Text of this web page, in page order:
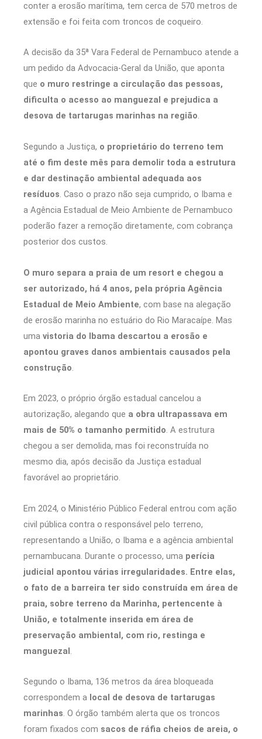
conter a erosão marítima, tem cerca de 570 metros de
extensão e foi feita com troncos de coqueiro.
A decisão da 35ª Vara Federal de Pernambuco atende a
um pedido da Advocacia-Geral da União, que aponta
que o muro restringe a circulação das pessoas,
dificulta o acesso ao manguezal e prejudica a
desova de tartarugas marinhas na região.
Segundo a Justiça, o proprietário do terreno tem
até o fim deste mês para demolir toda a estrutura
e dar destinação ambiental adequada aos
resíduos. Caso o prazo não seja cumprido, o Ibama e
a Agência Estadual de Meio Ambiente de Pernambuco
poderão fazer a remoção diretamente, com cobrança
posterior dos custos.
O muro separa a praia de um resort e chegou a
ser autorizado, há 4 anos, pela própria Agência
Estadual de Meio Ambiente, com base na alegação
de erosão marinha no estuário do Rio Maracaípe. Mas
uma vistoria do Ibama descartou a erosão e
apontou graves danos ambientais causados pela
construção
Em 2023, o próprio órgão estadual cancelou a
autorização, alegando que a obra ultrapassava em
mais de 50% o tamanho permitido. A estrutura
chegou a ser demolida, mas foi reconstruída no
mesmo dia, após decisão da Justiça estadual
favorável ao proprietário.
Em 2024, o Ministério Público Federal entrou com ação
civil pública contra o responsável pelo terreno,
representando a União, o Ibama e a agência ambiental
pernambucana. Durante o processo, uma perícia
judicial apontou várias irregularidades. Entre elas,
o fato de a barreira ter sido construída em área de
praia, sobre terreno da Marinha, pertencente à
União, e totalmente inserida em área de
preservação ambiental, com rio, restinga e
manguezal
Segundo o Ibama, 136 metros da área bloqueada
correspondem a local de desova de tartarugas
marinhas. O órgão também alerta que os troncos
foram fixados com sacos de ráfia cheios de areia, o